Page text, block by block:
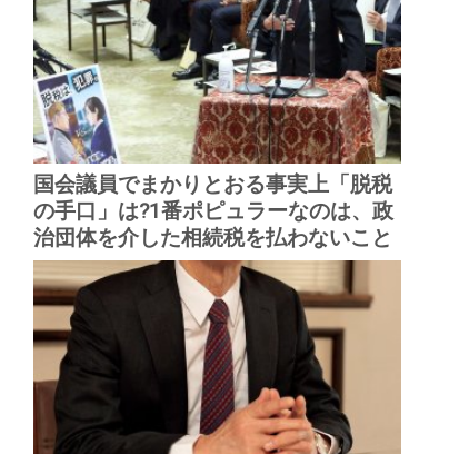
国会議員でまかりとおる事実上「脱税
の手口」は?1番ポピュラーなのは、政
治団体を介した相続税を払わないこと